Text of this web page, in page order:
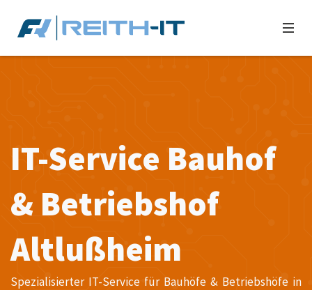
IT-Service Bauhof
& Betriebshof
Altlußheim
Spezialisierter IT-Service für Bauhöfe & Betriebshöfe in